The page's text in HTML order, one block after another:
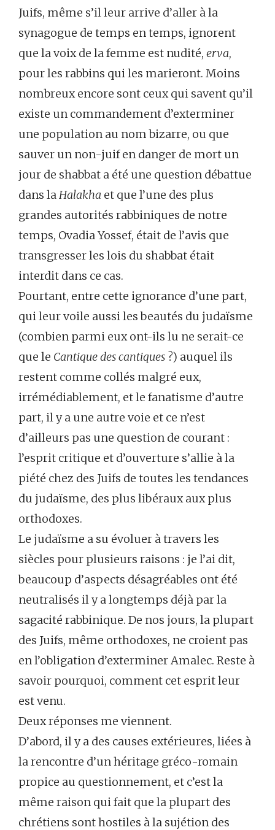
Juifs, même s’il leur arrive d’aller à la
synagogue de temps en temps, ignorent
que la voix de la femme est nudité, erva,
pour les rabbins qui les marieront. Moins
nombreux encore sont ceux qui savent qu’il
existe un commandement d’exterminer
une population au nom bizarre, ou que
sauver un non-juif en danger de mort un
jour de shabbat a été une question débattue
dans laHalakha et que l’une des plus
grandes autorités rabbiniques de notre
temps, Ovadia Yossef, était de l’avis que
transgresser les lois du shabbat était
interdit dans ce cas.
Pourtant, entre cette ignorance d’une part,
qui leur voile aussi les beautés du judaïsme
(combien parmi eux ont-ils lu ne serait-ce
que le Cantique des cantiques ?) auquel ils
restent comme collés malgré eux,
irrémédiablement, et le fanatisme d’autre
part, il y a une autre voie et ce n’est
d’ailleurs pas une question de courant :
l’esprit critique et d’ouverture s’allie à la
piété chez des Juifs de toutes les tendances
du judaïsme, des plus libéraux aux plus
orthodoxes.
Le judaïsme a su évoluer à travers les
siècles pour plusieurs raisons : je l’ai dit,
beaucoup d’aspects désagréables ont été
neutralisés il y a longtemps déjà par la
sagacité rabbinique. De nos jours, la plupart
des Juifs, même orthodoxes, ne croient pas
en l’obligation d’exterminer Amalec. Reste à
savoir pourquoi, comment cet esprit leur
est venu.
Deux réponses me viennent.
D’abord, il y a des causes extérieures, liées à
la rencontre d’un héritage gréco-romain
propice au questionnement, et c’est la
même raison qui fait que la plupart des
chrétiens sont hostiles à la sujétion des